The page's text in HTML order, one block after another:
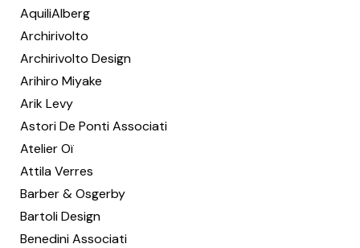
AquiliAlberg
Archirivolto
Archirivolto Design
Arihiro Miyake
Arik Levy
Astori De Ponti Associati
Atelier Oï
Attila Verres
Barber & Osgerby
Bartoli Design
Benedini Associati